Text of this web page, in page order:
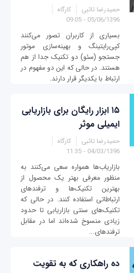
حمیدرضا تائبی
کارگاه
05/06/1396 - 09:05
بسیاری از کاربران تصور می‌کنند
کپی‌رایتینگ و بهینه‌سازی موتور
جستجو (سئو) دو تکنیک جدا از هم
هستند. در حالی که این دو مفهوم در
ارتباط با یکدیگر قرار دارند.
۱۵ ابزار رایگان برای بازاریابی
ایمیلی موثر
حمیدرضا تائبی
کارگاه
04/03/1396 - 11:35
بازاریاب‌ها همواره سعی می‌کنند به
منظور معرفی بهتر یک محصول از
بهترین تکنیک‌ها و ترفندهای
ارتباطاتی استفاده کنند. در حالی که
تکنیک‌های سنتی بازاریابی تا حدود
زیادی منسوخ شده‌اند اما در مقابل
ترفندهای...
ده راهکاری که به تقویت